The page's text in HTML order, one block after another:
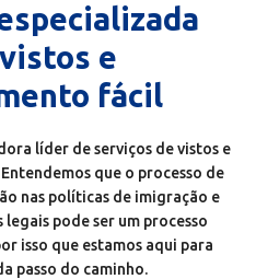
e
fácil
líder de serviços de vistos e
que o processo de
nas políticas de imigração e
pode ser um processo
isso que estamos aqui para
passo do caminho.